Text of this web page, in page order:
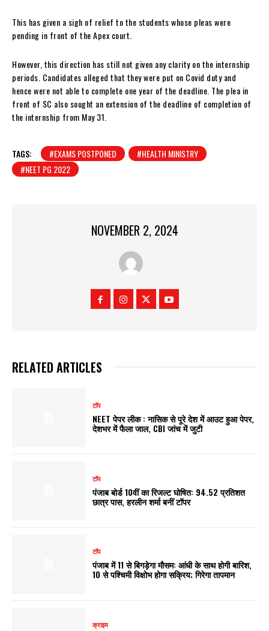
This has given a sigh of relief to the students whose pleas were
pending in front of the Apex court.
However, this direction has still not given any clarity on the internship
periods. Candidates alleged that they were put on Covid duty and
hence were not able to complete one year of the deadline. The plea in
front of SC also sought an extension of the deadline of completion of
the internship from May 31.
TAGS: #EXAMS POSTPONED
#HEALTH MINISTRY
#NEET PG 2022
NOVEMBER 2, 2024
RELATED ARTICLES
टॉप
NEET पेपर लीक : नासिक से पूरे देश में आउट हुआ पेपर,
देशभर में फैला जाल, CBI जांच में जुटी
टॉप
पंजाब बोर्ड 10वीं का रिजल्ट घोषित: 94.52 प्रतिशत
छात्र पास, हरलीन शर्मा बनीं टॉपर
टॉप
पंजाब में 11 से बिगड़ेगा मौसम: आंधी के साथ होगी बारिश,
10 से पश्चिमी विक्षोभ होगा सक्रिय; गिरेगा तापमान
क्राइम